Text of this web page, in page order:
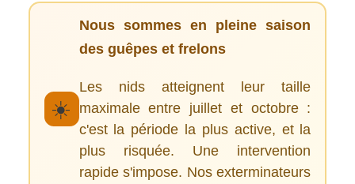
☀️
Nous sommes en pleine saison
des guêpes et frelons
Les nids atteignent leur taille
maximale entre juillet et octobre :
c'est la période la plus active, et la
plus risquée. Une intervention
rapide s'impose. Nos exterminateurs